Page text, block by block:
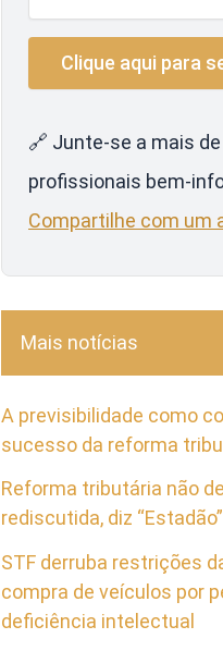
🔗 Junte-se a mais
profissionais bem-
Compartilhe com um
Mais notícias
A previsibilidade como
sucesso da reforma
Reforma tributária não
rediscutida, diz
STF derruba restrições
compra de veículos por
deficiência intelectual